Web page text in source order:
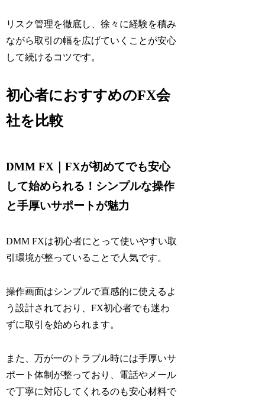
リスク管理を徹底し、徐々に経験を積み
ながら取引の幅を広げていくことが安心
して続けるコツです。
初心者におすすめのFX会
社を比較
DMM FX｜FXが初めてでも安心
して始められる！シンプルな操作
と手厚いサポートが魅力
DMM FXは初心者にとって使いやすい取
引環境が整っていることで人気です。
操作画面はシンプルで直感的に使えるよ
う設計されており、FX初心者でも迷わ
ずに取引を始められます。
また、万が一のトラブル時には手厚いサ
ポート体制が整っており、電話やメール
で丁寧に対応してくれるのも安心材料で